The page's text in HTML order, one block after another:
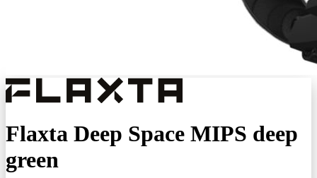
Flaxta Deep Space MIPS deep
green